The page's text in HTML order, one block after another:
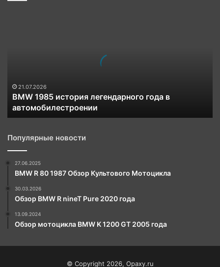
21.07.2026
BMW 1985 история легендарного года в
автомобилестроении
Популярные новости
27.06.2025
BMW R 80 1987 Обзор Культового Мотоцикла
30.03.2026
Обзор BMW R nineT Pure 2020 года
13.09.2024
Обзор мотоцикла BMW K 1200 GT 2005 года
© Copyright 2026, Opaxy.ru